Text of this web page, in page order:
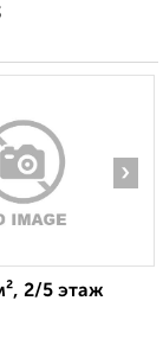
›
2/5 этаж